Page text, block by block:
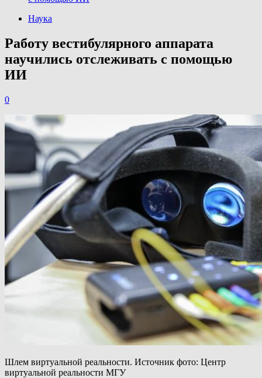
Наука
Работу вестибулярного аппарата
научились отслеживать с помощью
ИИ
0
Шлем виртуальной реальности. Источник фото: Центр
виртуальной реальности МГУ